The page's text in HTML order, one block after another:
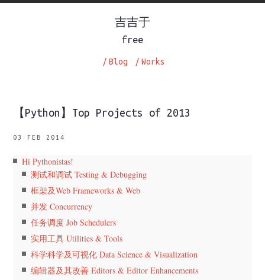
吉吉于
free
Blog
/ Works
/
【Python】Top Projects of 2013
03 FEB 2014
Hi Pythonistas!
测试和调试 Testing & Debugging
框架及Web Frameworks & Web
并发 Concurrency
任务调度 Job Schedulers
实用工具 Utilities & Tools
科学科学及可视化 Data Science & Visualization
编辑器及其改善 Editors & Editor Enhancements